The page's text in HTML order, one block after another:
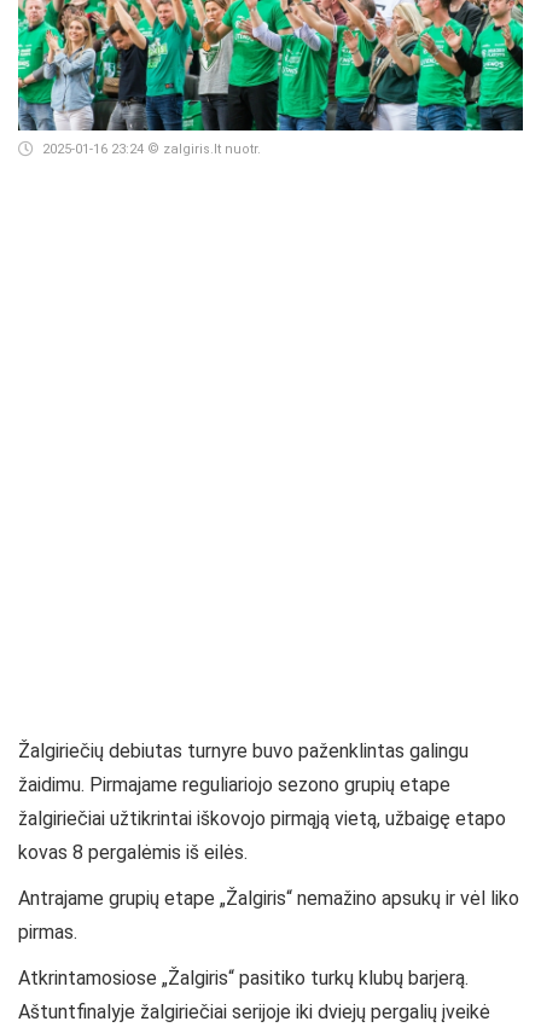
2025-01-16 23:24 © zalgiris.lt nuotr.
Žalgiriečių debiutas turnyre buvo paženklintas galingu
žaidimu. Pirmajame reguliariojo sezono grupių etape
žalgiriečiai užtikrintai iškovojo pirmąją vietą, užbaigę etapo
kovas 8 pergalėmis iš eilės.
Antrajame grupių etape „Žalgiris“ nemažino apsukų ir vėl liko
pirmas.
Atkrintamosiose „Žalgiris“ pasitiko turkų klubų barjerą.
Aštuntfinalyje žalgiriečiai serijoje iki dviejų pergalių įveikė